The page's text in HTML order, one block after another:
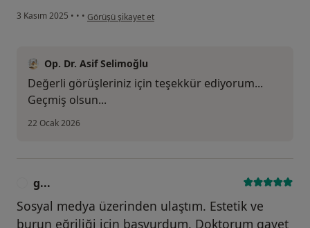
3 Kasım 2025 • • • kullanıcının görüşüne göre o...
Görüşü şikayet et
Op. Dr. Asif Selimoğlu
Değerli görüşleriniz için teşekkür ediyorum...
Geçmiş olsun...
22 Ocak 2026
g...
Sosyal medya üzerinden ulaştım. Estetik ve
burun eğriliği için başvurdum. Doktorum gayet